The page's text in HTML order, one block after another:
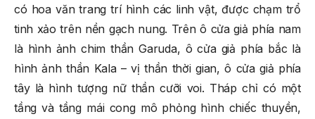
có hoa văn trang trí hình các linh vật, được chạm trổ
tinh xảo trên nền gạch nung. Trên ô cửa giả phía nam
là hình ảnh chim thần Garuda, ô cửa giả phía bắc là
hình ảnh thần Kala – vị thần thời gian, ô cửa giả phía
tây là hình tượng nữ thần cưỡi voi. Tháp chỉ có một
tầng và tầng mái cong mô phỏng hình chiếc thuyền,